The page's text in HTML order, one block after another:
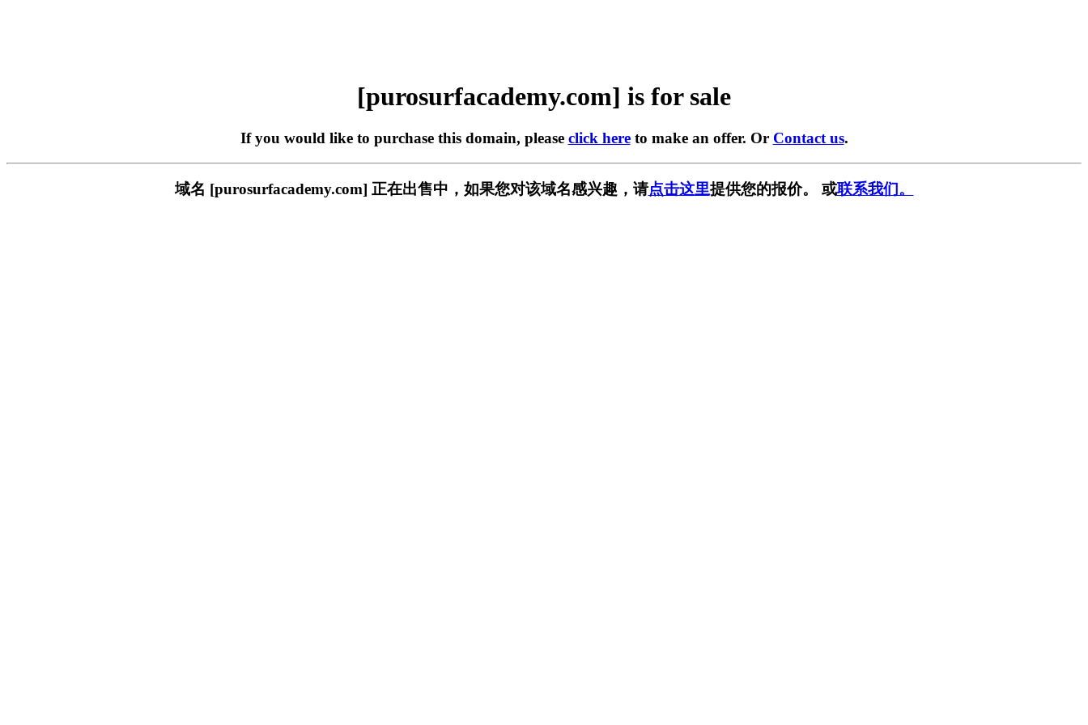
[purosurfacademy.com] is for sale
If you would like to purchase this domain, please click hereto make an offer. Or Contact us.
域名 [purosurfacademy.com] 正在出售中，如果您对该域名感兴趣，请点击这里提供您的报价。 或联系我们。